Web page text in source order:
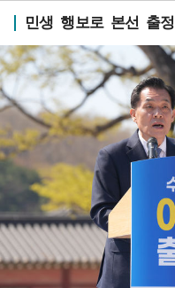
민생 행보로 본선 출정